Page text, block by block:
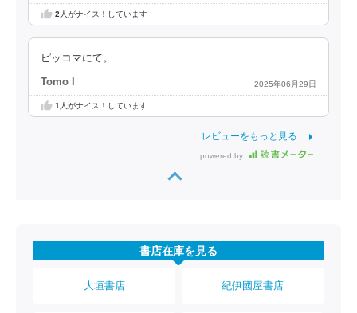
2人がナイス！しています
ピッコマにて。
Tomo I 2025年06月29日
1 人がナイス！しています
レビューをもっと見る
powered by
書店在庫を見る
大垣書店 紀伊國屋書店